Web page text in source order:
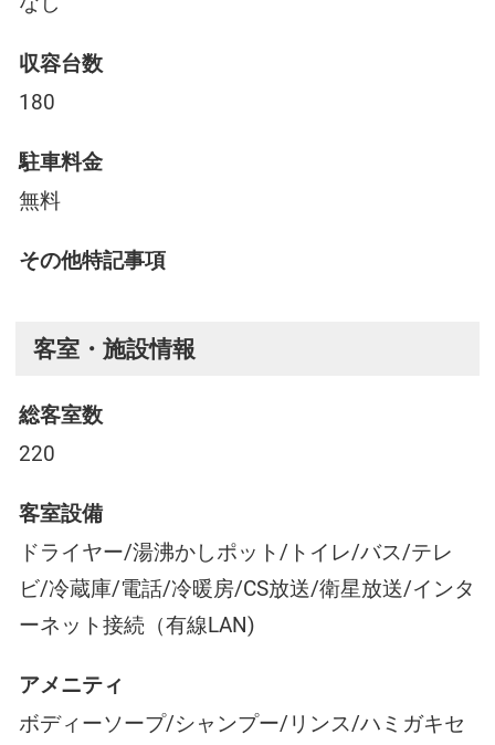
収容台数
180
駐車料金
無料
その他特記事項
客室・施設情報
総客室数
220
客室設備
ドライヤー/湯沸かしポット/トイレ/バス/テレ
ビ/冷蔵庫/電話/冷暖房/CS放送/衛星放送/インタ
ーネット接続（有線LAN)
アメニティ
ボディーソープ/シャンプー/リンス/ハミガキセ